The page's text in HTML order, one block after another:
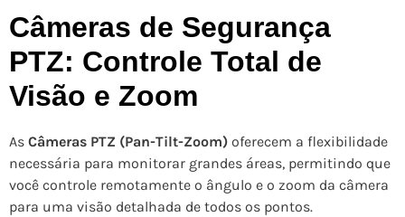
Câmeras de Segurança
PTZ: Controle Total de
Visão e Zoom
As Câmeras PTZ (Pan-Tilt-Zoom) oferecem a flexibilidade
necessária para monitorar grandes áreas, permitindo que
você controle remotamente o ângulo e o zoom da câmera
para uma visão detalhada de todos os pontos.